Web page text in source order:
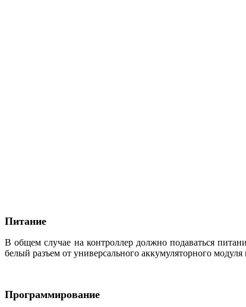
Питание
В общем случае на контроллер должно подаваться
белый разъем от универсального аккумуляторного
Программирование